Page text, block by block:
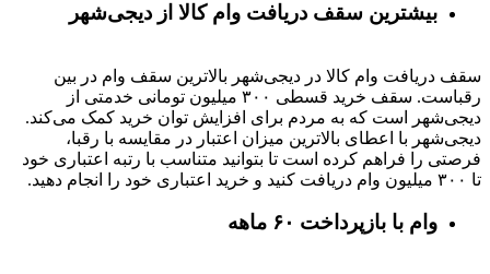
بیشترین سقف دریافت وام کالا از دیجی‌شهر
سقف دریافت وام کالا در دیجی‌شهر بالاترین سقف وام در بین
رقباست. سقف خرید قسطی ۳۰۰ میلیون تومانی خدمتی از
دیجی‌شهر است که به مردم برای افزایش توان خرید کمک می‌کند.
دیجی‌شهر با اعطای بالاترین میزان اعتبار در مقایسه با رقبا،
فرصتی را فراهم کرده است تا بتوانید متناسب با رتبه اعتباری خود
تا ۳۰۰ میلیون وام دریافت کنید و خرید اعتباری خود را انجام دهید.
وام با بازپرداخت ۶۰ ماهه